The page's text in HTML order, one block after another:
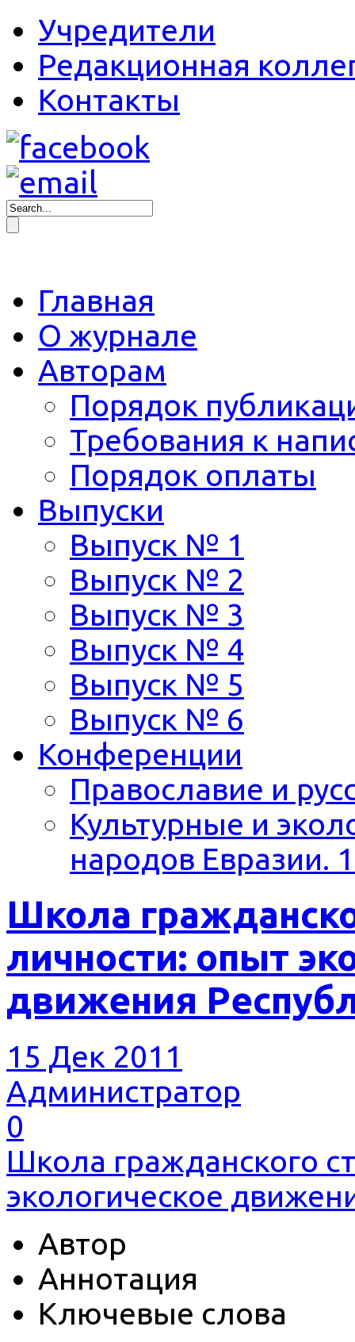
Учредители
Редакционная
Контакты
Главная
О журнале
Авторам
Порядок
Требования к
Порядок оплаты
Выпуски
Выпуск № 1
Выпуск № 2
Выпуск № 3
Выпуск № 4
Выпуск № 5
Выпуск № 6
Конференции
Православие и
Культурные и
народов Евразии.
Школа
личности: опыт
движения
15 Дек 2011
Администратор
0
Школа гражданского
экологическое
Автор
Аннотация
Ключевые слова